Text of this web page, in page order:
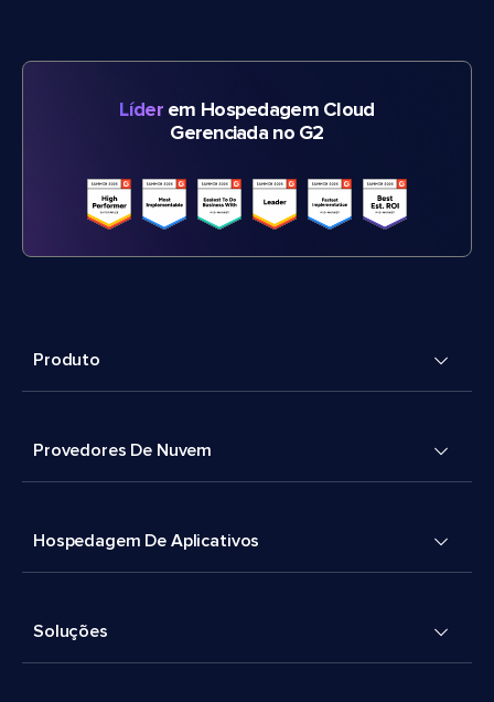
Líderem Hospedagem Cloud
Gerenciada no G2
Produto
Provedores De Nuvem
Hospedagem De Aplicativos
Soluções